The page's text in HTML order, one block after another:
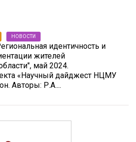
НОВОСТИ
идентичность и
жителей
май 2024.
«Научный дайджест НЦМУ
Авторы: Р.А....